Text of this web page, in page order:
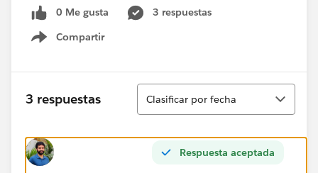
0 Me gusta
3 respuestas
Compartir
Show menu
3 respuestas
Ordenar
Clasificar por fecha
Respuesta aceptada